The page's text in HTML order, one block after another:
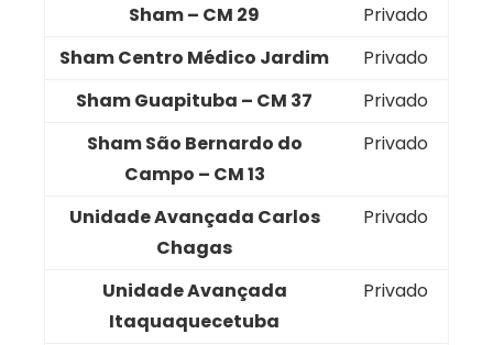
Sham – CM 29
Privado
Sham Centro Médico Jardim
Privado
Sham Guapituba – CM 37
Privado
Sham São Bernardo do
Campo – CM 13
Privado
Unidade Avançada Carlos
Chagas
Privado
Unidade Avançada
Itaquaquecetuba
Privado